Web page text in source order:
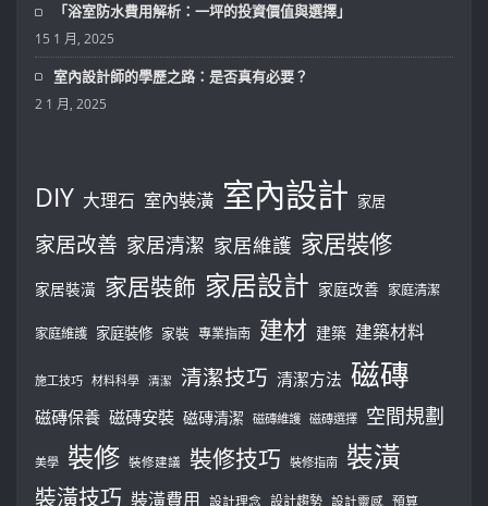
「浴室防水費用解析：一坪的投資價值與選擇」
15 1 月, 2025
室內設計師的學歷之路：是否真有必要？
2 1 月, 2025
DIY 大理石 室內裝潢 室內設計 家居
家居改善 家居清潔 家居維護 家居裝修
家居裝潢 家居裝飾 家居設計 家庭改善 家庭清潔
家庭維護 家庭裝修 家裝 專業指南 建材 建築 建築材料
施工技巧 材料科學 清潔 清潔技巧 清潔方法 磁磚
磁磚保養 磁磚安裝 磁磚清潔 磁磚維護 磁磚選擇 空間規劃
美學 裝修 裝修建議 裝修技巧 裝修指南 裝潢
裝潢技巧 裝潢費用 設計理念 設計趨勢 設計靈感 預算